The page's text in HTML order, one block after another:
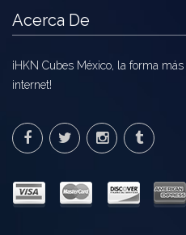
Acerca De
¡HKN Cubes México, la forma
internet!